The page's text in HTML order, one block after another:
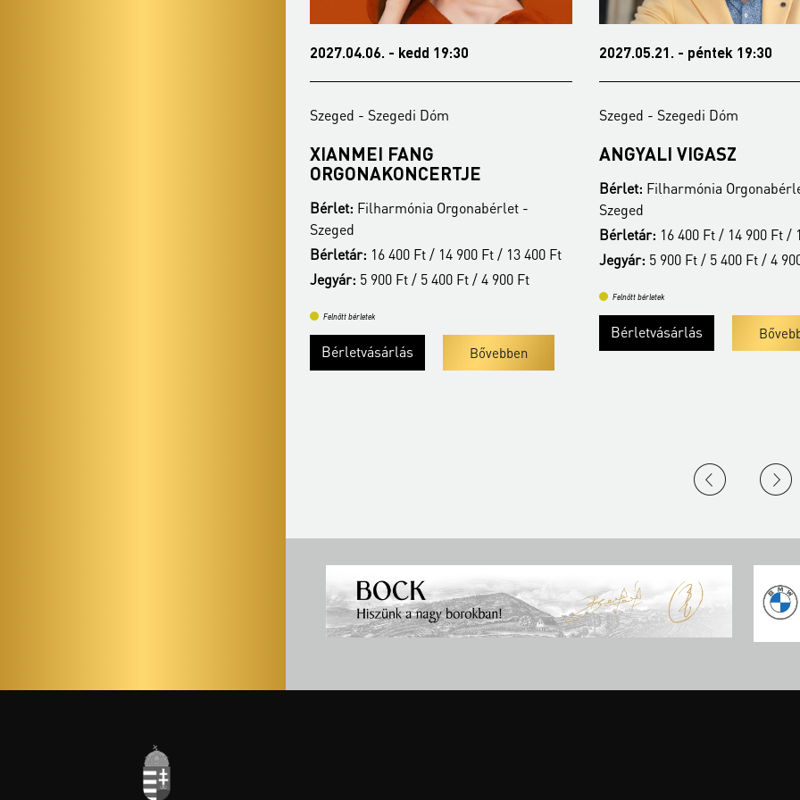
2027.04.06. - kedd 19:30
Szeged - Szegedi Dóm
XIANMEI FANG
ORGONAKONCERTJE
Bérlet: Filharmónia Orgonabérlet -
Szeged
Bérletár: 16 400 Ft / 14 900 Ft / 13 400 Ft
Jegyár: 5 900 Ft / 5 400 Ft / 4 900 Ft
Felnőtt bérletek
Bérletvásárlás Bővebben
2027.05.21. - péntek 19:30
Szeged - Szegedi Dóm
ANGYALI VIGASZ
Bérlet: Filharmónia
Szeged
Bérletár: 16 400 Ft / 14 900 Ft /
Jegyár: 5 900 Ft / 5 400 Ft / 4
Felnőtt bérletek
Bérletvásárlás